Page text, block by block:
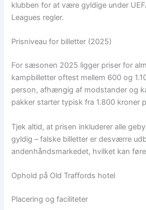
klubben for at være gyldige under
Leagues regler.
Prisniveau for billetter (2025)
For sæsonen 2025 ligger priser for
kampbilletter oftest mellem 600 og
person, afhængig af modstander og
pakker starter typisk fra 1.800 kroner
Tjek altid, at prisen inkluderer alle
gyldig – falske billetter er desværre
andenhåndsmarkedet, hvilket kan
Ophold på Old Traffords hotel
Placering og faciliteter